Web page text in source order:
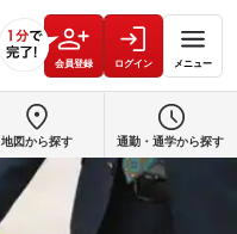
会員登録 ログイン メニュー
地図から探す 通勤・通学から探す